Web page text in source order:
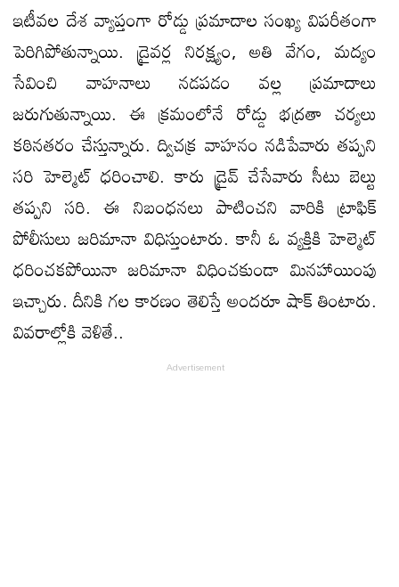
ఇటీవల దేశ వ్యాప్తంగా రోడ్డు ప్రమాదాల సంఖ్య విపరీతంగా
పెరిగిపోతున్నాయి. డ్రైవర్ల నిరక్ష్యం, అతి వేగం, మద్యం
సేవించి వాహనాలు నడపడం వల్ల ప్రమాదాలు
జరుగుతున్నాయి. ఈ క్రమంలోనే రోడ్డు భద్రతా చర్యలు
కఠినతరం చేస్తున్నారు. ద్విచక్ర వాహనం నడిపేవారు తప్పని
సరి హెల్మెట్ ధరించాలి. కారు డ్రైవ్ చేసేవారు సీటు బెల్టు
తప్పని సరి. ఈ నిబంధనలు పాటించని వారికి ట్రాఫిక్
పోలీసులు జరిమానా విధిస్తుంటారు. కానీ ఓ వ్యక్తికి హెల్మెట్
ధరించకపోయినా జరిమానా విధించకుండా మినహాయింపు
ఇచ్చారు. దీనికి గల కారణం తెలిస్తే అందరూ షాక్ తింటారు.
వివరాల్లోకి వెళితే..